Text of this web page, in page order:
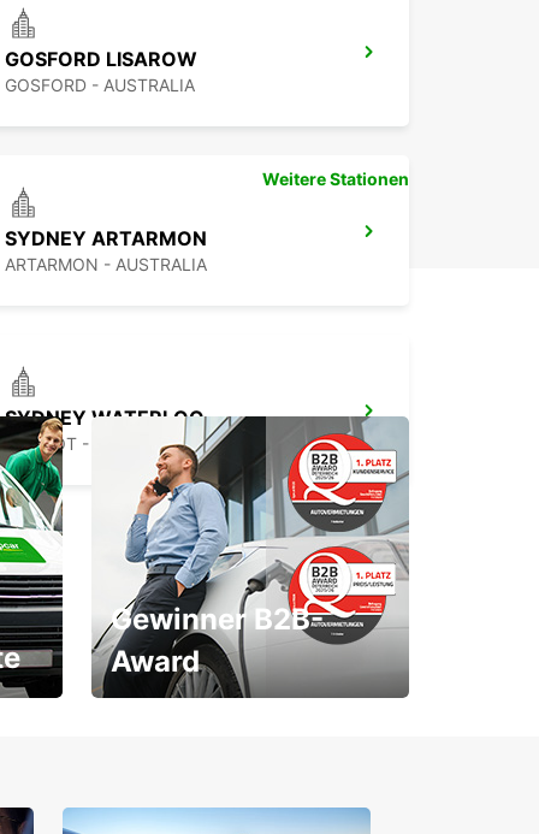
GOSFORD LISAROW
GOSFORD - AUSTRALIA
SYDNEY ARTARMON
ARTARMON - AUSTRALIA
SYDNEY WATERLOO
MASCOT - AUSTRALIA
Weitere Stationen
Gewinner B2B-
Award